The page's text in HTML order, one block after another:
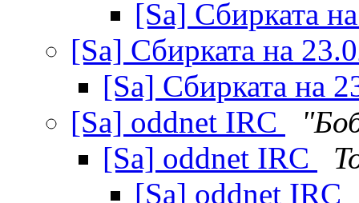
[Sa] Сбирката
[Sa] Сбирката на
[Sa] Сбирката на
[Sa] oddnet IRC
[Sa] oddnet IRC
[Sa] oddnet IRC